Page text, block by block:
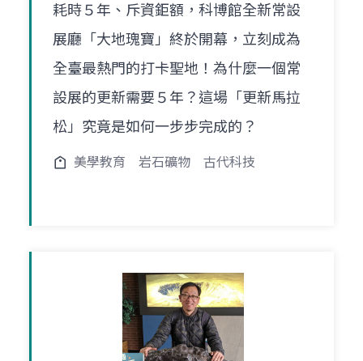
耗時５年、斥資鉅額，科博館全新常設
展廳「大地瑰寶」終於開幕，立刻成為
全臺最熱門的打卡聖地！為什麼一個常
設展的更新需要５年？這場「更新馬拉
松」究竟是如何一步步完成的？
美學教育 岩石礦物 古代科技